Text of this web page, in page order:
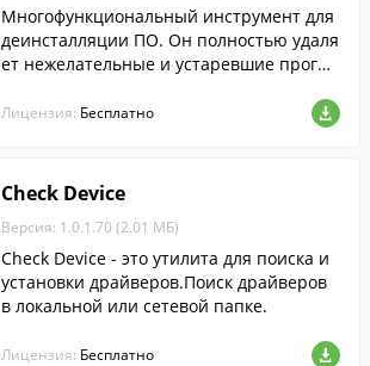
Многофункциональный инструмент для
деинсталляции ПО. Он полностью удаля
ет нежелательные и устаревшие програ
авляя истории их существования в сист
Лицензия: Бесплатно
Check Device
Версия: 1.0.1.70 (2.01 МБ)
Check Device - это утилита для поиска и
установки драйверов.Поиск драйверов
в локальной или сетевой папке.
Лицензия: Бесплатно